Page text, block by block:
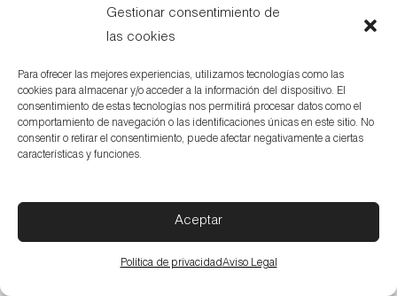
Gestionar consentimiento de
las cookies
Para ofrecer las mejores experiencias, utilizamos tecnologías como las
cookies para almacenar y/o acceder a la información del dispositivo. El
consentimiento de estas tecnologías nos permitirá procesar datos como el
comportamiento de navegación o las identificaciones únicas en este sitio. No
consentir o retirar el consentimiento, puede afectar negativamente a ciertas
características y funciones.
Aceptar
Política de privacidadAviso Legal